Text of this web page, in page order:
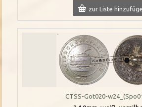
zur Liste
CTSS-Got020-